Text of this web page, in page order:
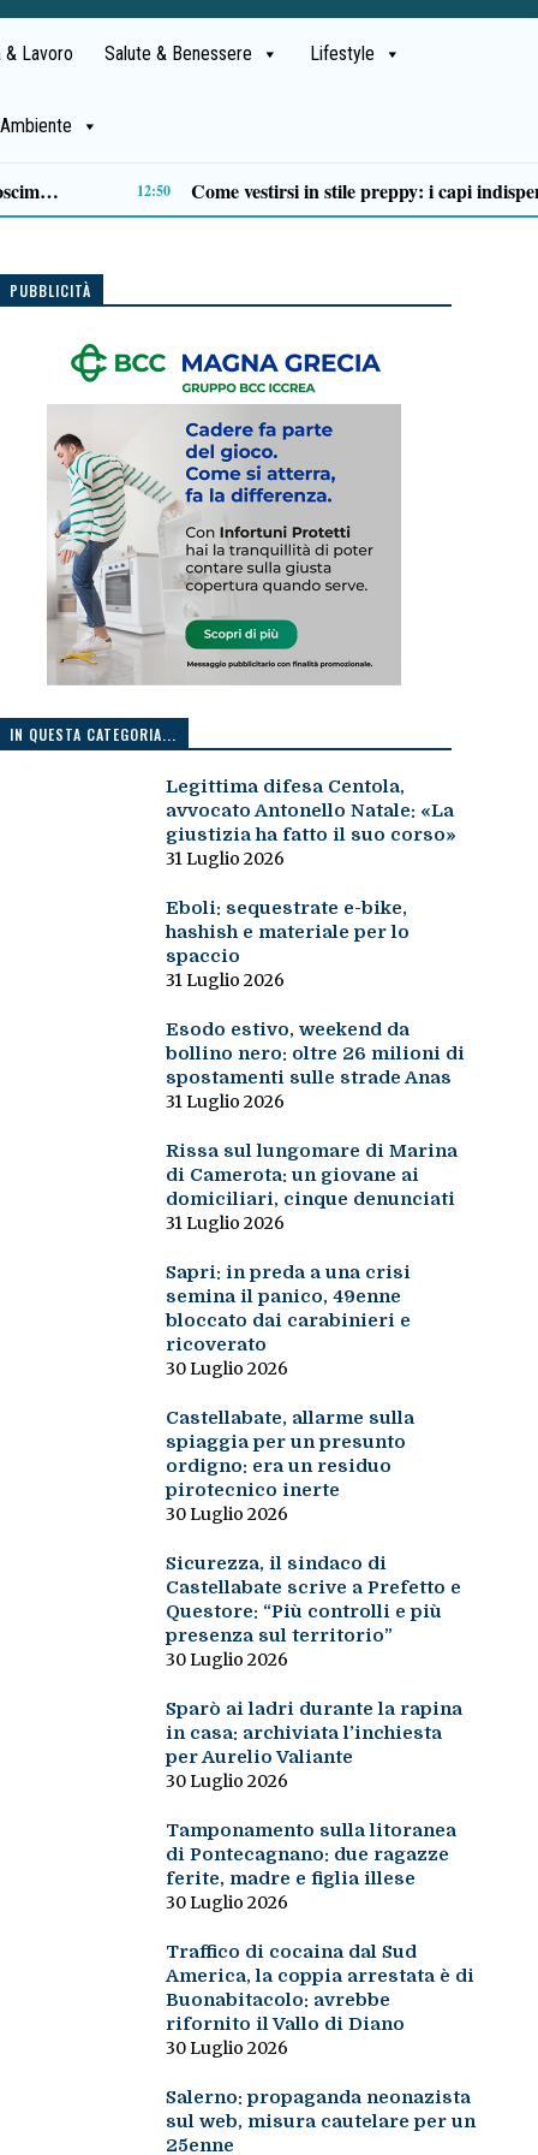
& Lavoro Salute & Benessere Lifestyle
Ambiente
Montano Antilia celebra i sapori del Cilento: torna la Sagra dei Fiuriddi e Ruspitieddi 10:01
PUBBLICITÀ
IN QUESTA CATEGORIA...
Legittima difesa Centola,
avvocato Antonello Natale: «La
giustizia ha fatto il suo corso»
31 Luglio 2026
Eboli: sequestrate e-bike,
hashish e materiale per lo
spaccio
31 Luglio 2026
Esodo estivo, weekend da
bollino nero: oltre 26 milioni di
spostamenti sulle strade Anas
31 Luglio 2026
Rissa sul lungomare di Marina
di Camerota: un giovane ai
domiciliari, cinque denunciati
31 Luglio 2026
Sapri: in preda a una crisi
semina il panico, 49enne
bloccato dai carabinieri e
ricoverato
30 Luglio 2026
Castellabate, allarme sulla
spiaggia per un presunto
ordigno: era un residuo
pirotecnico inerte
30 Luglio 2026
Sicurezza, il sindaco di
Castellabate scrive a Prefetto e
Questore: “Più controlli e più
presenza sul territorio”
30 Luglio 2026
Sparò ai ladri durante la rapina
in casa: archiviata l’inchiesta
per Aurelio Valiante
30 Luglio 2026
Tamponamento sulla litoranea
di Pontecagnano: due ragazze
ferite, madre e figlia illese
30 Luglio 2026
Traffico di cocaina dal Sud
America, la coppia arrestata è di
Buonabitacolo: avrebbe
rifornito il Vallo di Diano
30 Luglio 2026
Salerno: propaganda neonazista
sul web, misura cautelare per un
25enne